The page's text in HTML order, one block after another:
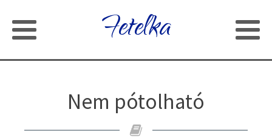
Fetelka
Nem pótolható